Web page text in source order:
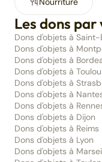
Les dons par
Dons d'objets à Saint-
Dons d'objets à
Dons d'objets à
Dons d'objets à
Dons d'objets à
Dons d'objets à
Dons d'objets à
Dons d'objets à Dijon
Dons d'objets à Reims
Dons d'objets à Lyon
Dons d'objets à